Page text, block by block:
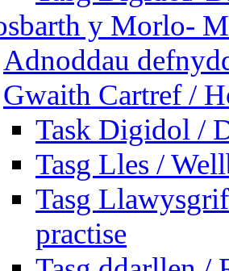
y Morlo-
Adnoddau
Gwaith Cartref /
Task Digidol /
Tasg Lles /
Tasg
practise